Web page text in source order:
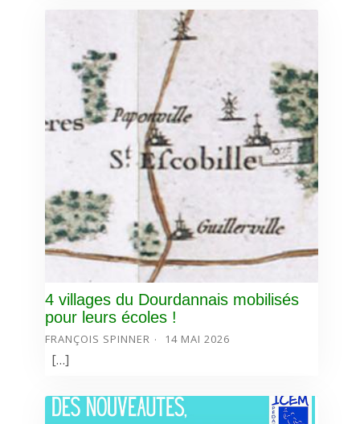
4 villages du Dourdannais mobilisés
pour leurs écoles !
FRANÇOIS SPINNER 14 MAI 2026
[…]